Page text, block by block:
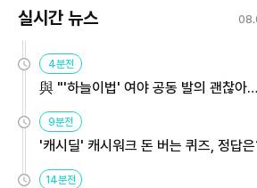
실시간 뉴스
4분전
與 "'하늘이법' 여야 공동 발의 괜찮아
9분전
'캐시딜' 캐시워크 돈 버는 퀴즈, 정답
14분전